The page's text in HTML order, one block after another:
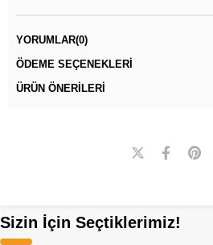
YORUMLAR(0)
ÖDEME SEÇENEKLERI
ÜRÜN ÖNERILERI
Sizin İçin Seçtiklerimiz!